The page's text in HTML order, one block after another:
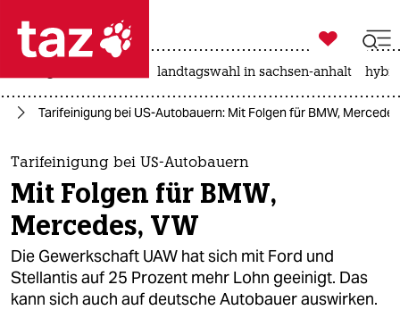
 taz zahl ich
taz zahl ich
themen
politik
öko
gesellschaft

taz zahl ich
landtagswahl in sachsen-anhalt
Tarifeinigung bei US-Autobauern: Mit Folgen für BMW,
Tarifeinigung bei US-Autobauern
Mit Folgen für BMW,
Mercedes, VW
Die Gewerkschaft UAW hat sich mit Ford und
Stellantis auf 25 Prozent mehr Lohn geeinigt. Das
kann sich auch auf deutsche Autobauer auswirken.